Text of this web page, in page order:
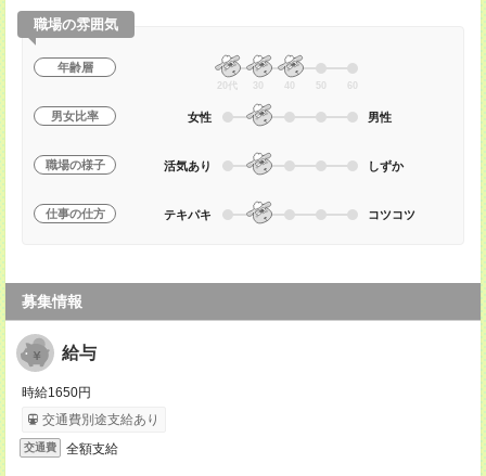
職場の雰囲気
年齢層
20代 30 40 50 60
男女比率 女性 男性
職場の様子 活気あり しずか
仕事の仕方 テキパキ コツコツ
募集情報
給与
時給1650円
交通費別途支給あり
交通費 全額支給